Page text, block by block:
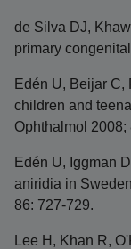
de Silva DJ,
primary
Edén U, Beijar C,
children and
Ophthalmol 2008;
Edén U, Iggman
aniridia in
86: 727-729.
Lee H, Khan R,